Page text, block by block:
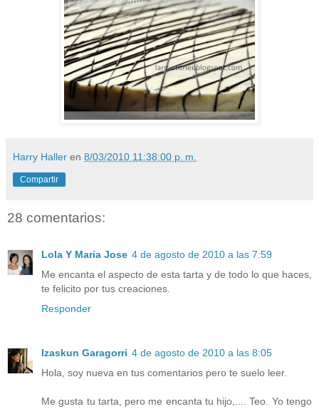
Harry Haller en 8/03/2010 11:38:00 p. m.
Compartir
28 comentarios:
Lola Y Maria Jose 4 de agosto de 2010 a las 7:59
Me encanta el aspecto de esta tarta y de todo lo que haces,
te felicito por tus creaciones.
Responder
Izaskun Garagorri 4 de agosto de 2010 a las 8:05
Hola, soy nueva en tus comentarios pero te suelo leer.
Me gusta tu tarta, pero me encanta tu hijo,.... Teo. Yo tengo